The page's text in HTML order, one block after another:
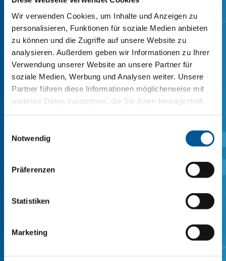
Wir verwenden Cookies, um Inhalte und Anzeigen zu
personalisieren, Funktionen für soziale Medien anbieten
zu können und die Zugriffe auf unsere Website zu
analysieren. Außerdem geben wir Informationen zu Ihrer
Verwendung unserer Website an unsere Partner für
soziale Medien, Werbung und Analysen weiter. Unsere
Partner führen diese Informationen möglicherweise mit
weiteren Daten zusammen, die Sie ihnen bereitgestellt
Notwendig
Präferenzen
Statistiken
Marketing
SI COATINGS 310061-80L（用于聚氨酯粘合剂
和/或热熔胶的单涂型粘合剂）
SI COATINGS 310061-80L 是一种用于复合粘合剂的附
着力促进剂。 可通过卷材涂布工艺应用于镀锌、合金
镀锌或冷轧钢带。 这种涂层的目的是为制造复合材料
时使用的各种粘合剂提供最佳粘合力。
和/或热熔胶、PUR 泡沫的单涂型附着力促进